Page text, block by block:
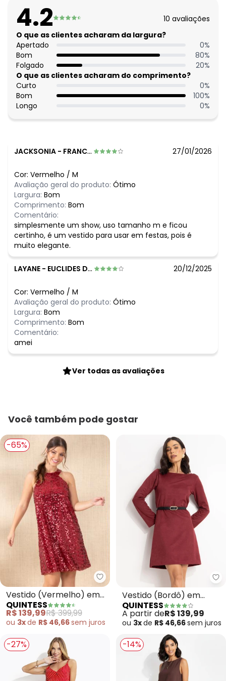
Decote costas: Com gota e botão
Tecido: Paetê
Composição: Conforme imagem etiqueta
Histórico de preços
O preço apresentado abaixo é o menor oferecido em
algum dia do mês, para o menor tamanho disponível.
agosto/2026
N/D*
julho/2026 R$ 119,99
junho/2026 N/D*
maio/2026 N/D*
fevereiro/2026 N/D*
4.2 10 avaliações
O que as clientes acharam da largura?
Apertado
0%
Bom
80%
Folgado
20%
O que as clientes acharam do comprimento?
Curto
0%
Bom
100%
Longo
0%
JACKSONIA - FRANCISCO MORATO - SP 27/01/2026
Cor: Vermelho / M
Avaliação geral do produto: Ótimo
Largura: Bom
Comprimento: Bom
Comentário:
simplesmente um show, uso tamanho m e ficou
certinho, é um vestido para usar em festas, pois é
muito elegante.
LAYANE - EUCLIDES DA CUNHA - BA 20/12/2025
Cor: Vermelho / M
Avaliação geral do produto: Ótimo
Largura: Bom
Comprimento: Bom
Comentário:
amei
Ver todas as avaliações
Você também pode gostar
-65%
Quintess - Vestido (Vermelho)
Vestido (Vermelho) em
Paetê
QUINTESS
R$ 139,99R$ 399,99
ou 3xde R$ 46,66sem juros
Vestido (Bordô) em
Malha Suede Encorpada
QUINTESS
A partir deR$ 139,99
ou 3xde R$ 46,66sem juros
-27% -14%